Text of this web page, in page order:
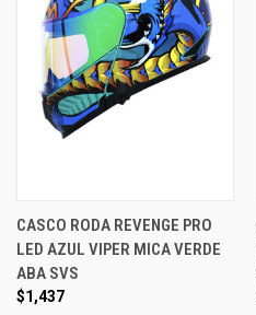
CASCO RODA REVENGE PRO
LED AZUL VIPER MICA VERDE
ABA SVS
$1,437